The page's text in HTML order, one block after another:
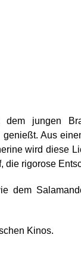
dem jungen
Aus
wird diese
die rigorose
dem
Kinos.